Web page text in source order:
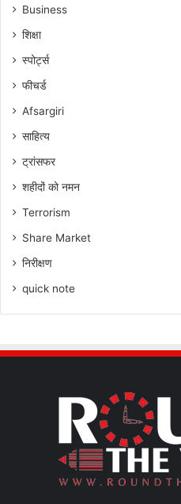
Business
शिक्षा
स्पोर्ट्स
फीचर्ड
Afsargiri
साहित्य
ट्रांसफर
शहीदों को नमन
Terrorism
Share Market
निरीक्षण
quick note